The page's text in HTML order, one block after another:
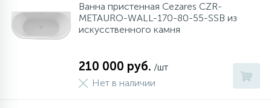
Ванна пристенная Cezares CZR-
METAURO-WALL-170-80-55-SSB из
искусственного камня
210 000 руб. /шт
Нет в наличии